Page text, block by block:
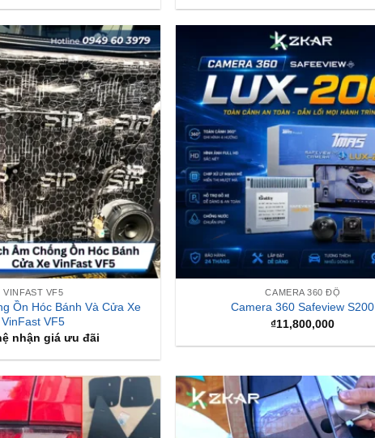
là:
tại
₫7,600,000.
VINFAST VF5
Ồn Hóc Bánh Và Cửa Xe
VinFast VF5
nhận giá ưu đãi
CAMERA 360 ĐỘ
Camera 360 Safeview S200
₫11,800,000